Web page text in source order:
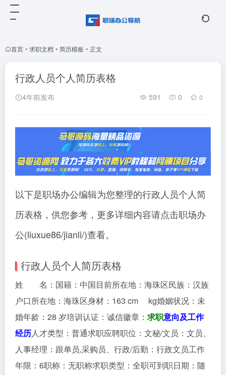
首页 • 求职文档 • 简历模板 • 正文
行政人员个人简历表格
4年前发布 591 0 0
以下是职场办公编辑为您整理的行政人员个人简
历表格，供您参考，更多详细内容请点击职场办
公(liuxue86/jianli/)查看。
行政人员个人简历表格
姓 名：国籍：中国目前所在地：海珠区民族：汉族
户口所在地：海珠区身材：163 cm kg婚姻状况：未
婚年龄：28 岁培训认证：诚信徽章： 求职意向及工作
经历人才类型：普通求职应聘职位：文秘/文员：文员、
人事经理：跟单员,采购员、行政/后勤：行政文员工作
年限：6职称：无职称求职类型：全职可到职日期：随